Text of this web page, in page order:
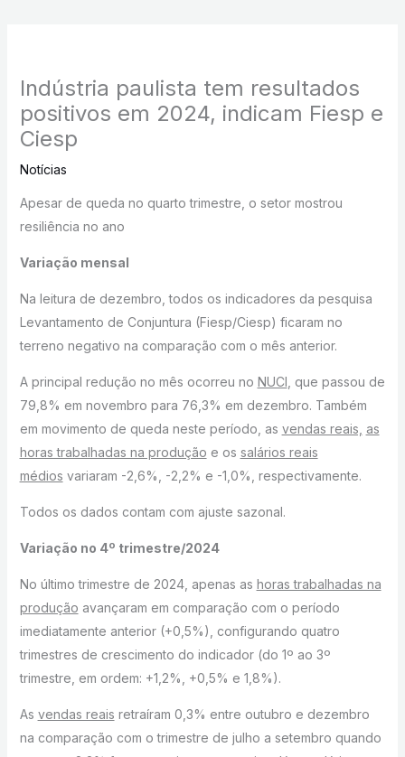
Indústria paulista tem resultados
positivos em 2024, indicam Fiesp e
Ciesp
Notícias
Apesar de queda no quarto trimestre, o setor mostrou
resiliência no ano
Variação mensal
Na leitura de dezembro, todos os indicadores da pesquisa
Levantamento de Conjuntura (Fiesp/Ciesp) ficaram no
terreno negativo na comparação com o mês anterior.
A principal redução no mês ocorreu no NUCI , que passou de
79,8% em novembro para 76,3% em dezembro. Também
em movimento de queda neste período, as vendas reais, as
horas trabalhadas na produção e os salários reais
médios variaram -2,6%, -2,2% e -1,0%, respectivamente.
Todos os dados contam com ajuste sazonal.
Variação no 4º trimestre/2024
No último trimestre de 2024, apenas as horas trabalhadas na
produção avançaram em comparação com o período
imediatamente anterior (+0,5%), configurando quatro
trimestres de crescimento do indicador (do 1º ao 3º
trimestre, em ordem: +1,2%, +0,5% e 1,8%).
As vendas reais retraíram 0,3% entre outubro e dezembro
na comparação com o trimestre de julho a setembro quando